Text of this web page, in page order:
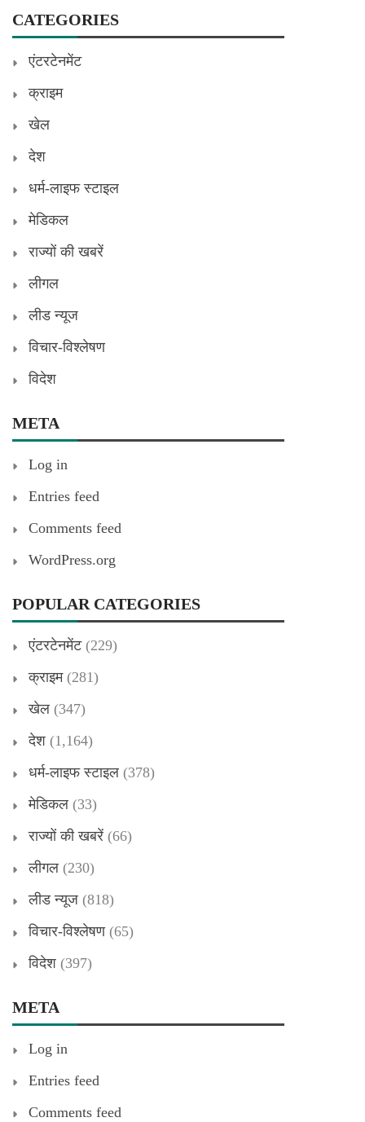
CATEGORIES
एंटरटेनमेंट
क्राइम
खेल
देश
धर्म-लाइफ स्टाइल
मेडिकल
राज्यों की खबरें
लीगल
लीड न्यूज
विचार-विश्लेषण
विदेश
META
Log in
Entries feed
Comments feed
WordPress.org
POPULAR CATEGORIES
एंटरटेनमेंट(229)
क्राइम(281)
खेल (347)
देश (1,164)
धर्म-लाइफ स्टाइल (378)
मेडिकल (33)
राज्यों की खबरें (66)
लीगल (230)
लीड न्यूज (818)
विचार-विश्लेषण(65)
विदेश (397)
META
Log in
Entries feed
Comments feed